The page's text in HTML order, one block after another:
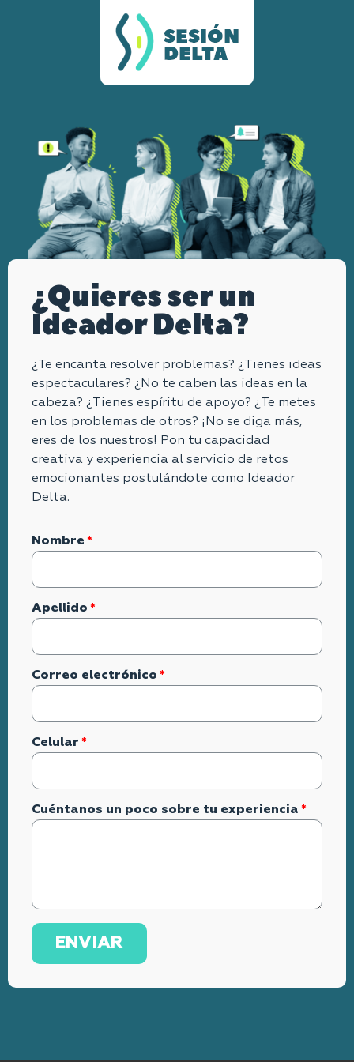
¿Quieres ser un
Ideador Delta?
¿Te encanta resolver problemas? ¿Tienes ideas
espectaculares? ¿No te caben las ideas en la
cabeza? ¿Tienes espíritu de apoyo? ¿Te metes
en los problemas de otros? ¡No se diga más,
eres de los nuestros! Pon tu capacidad
creativa y experiencia al servicio de retos
emocionantes postulándote como Ideador
Delta.
Nombre
Apellido
Correo electrónico
Celular
Cuéntanos un poco sobre tu experiencia
ENVIAR